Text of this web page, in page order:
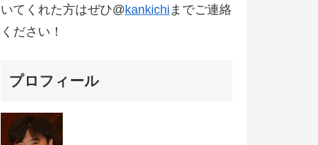
いてくれた方はぜひ@kankichi までご連絡
ください！
プロフィール